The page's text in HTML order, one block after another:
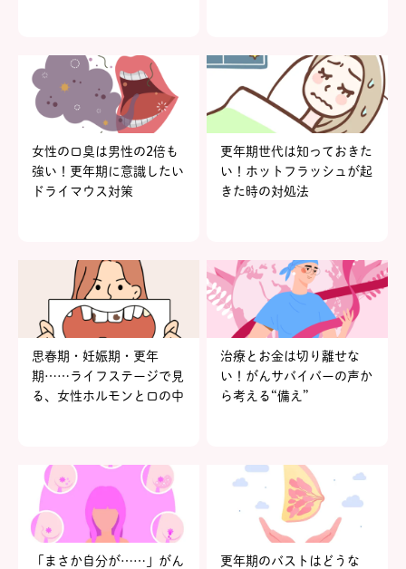
女性の口臭は男性の2倍も
強い！更年期に意識したい
ドライマウス対策
更年期世代は知っておきた
い！ホットフラッシュが起
きた時の対処法
思春期・妊娠期・更年
期……ライフステージで見
る、女性ホルモンと口の中
治療とお金は切り離せな
い！がんサバイバーの声か
ら考える“備え”
「まさか自分が……」がん
更年期のバストはどうな